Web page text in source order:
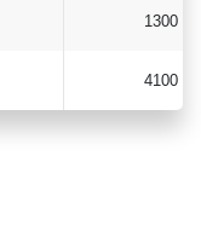
1300
4100